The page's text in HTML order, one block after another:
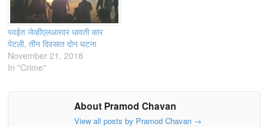
पवईत जेव्हीएलआरवर धावती कार
पेटली, तीन दिवसात दोन घटना
November 21, 2018
In "Crime"
About Pramod Chavan
View all posts by Pramod Chavan →